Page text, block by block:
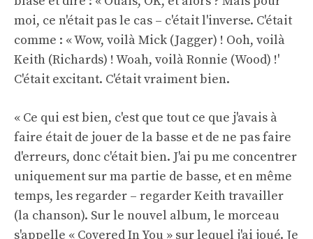
moi, ce n'était pas le cas – c'était l'inverse. C'était
comme : « Wow, voilà Mick (Jagger) ! Ooh, voilà
Keith (Richards) ! Woah, voilà Ronnie (Wood) !'
C'était excitant. C'était vraiment bien.
« Ce qui est bien, c'est que tout ce que j'avais à
faire était de jouer de la basse et de ne pas faire
d'erreurs, donc c'était bien. J'ai pu me concentrer
uniquement sur ma partie de basse, et en même
temps, les regarder – regarder Keith travailler
(la chanson). Sur le nouvel album, le morceau
s'appelle « Covered In You » sur lequel j'ai joué. Je